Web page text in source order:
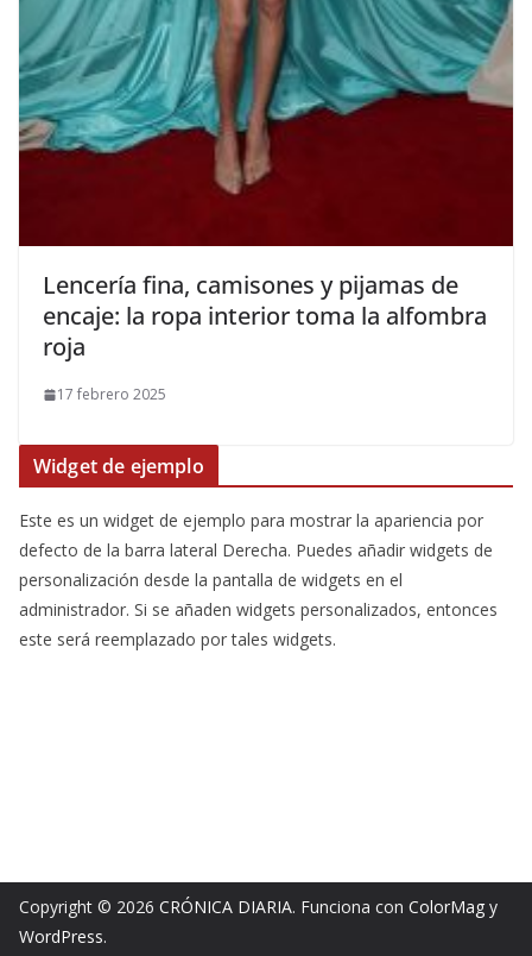
​Lencería fina, camisones y pijamas de
encaje: la ropa interior toma la alfombra
roja
17 febrero 2025
Widget de ejemplo
Este es un widget de ejemplo para mostrar la apariencia por
defecto de la barra lateral Derecha. Puedes añadir widgets de
personalización desde la pantalla de widgets en el
administrador. Si se añaden widgets personalizados, entonces
este será reemplazado por tales widgets.
Copyright © 2026 CRÓNICA DIARIA. Funciona con ColorMag y
WordPress.